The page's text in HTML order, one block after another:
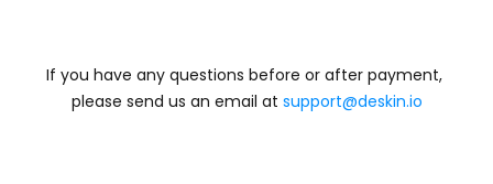
Liện hệ
If you have any questions before or after payment,
please send us an email at support@deskin.io